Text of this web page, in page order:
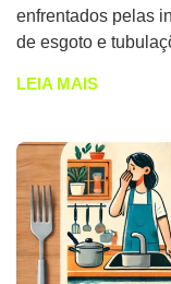
enfrentados pelas
de esgoto e
LEIA MAIS